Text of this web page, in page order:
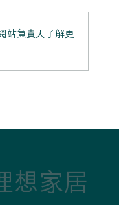
和生活感
站負責人了解更
想家居